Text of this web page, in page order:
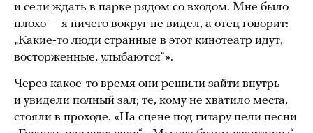
и сели ждать в парке рядом со входом. Мне было
плохо — я ничего вокруг не видел, а отец говорит:
„Какие-то люди странные в этот кинотеатр идут,
восторженные, улыбаются“».
Через какое-то время они решили зайти внутрь
и увидели полный зал; те, кому не хватило места,
стояли в проходе. «На сцене под гитару пели песни